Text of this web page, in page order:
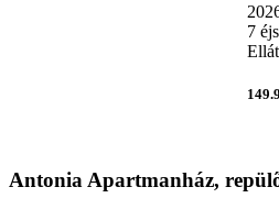
7
Antonia Apartmanház,